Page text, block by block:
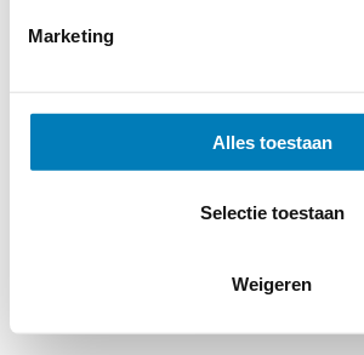
Marketing
Alles toestaan
Selectie toestaan
Weigeren